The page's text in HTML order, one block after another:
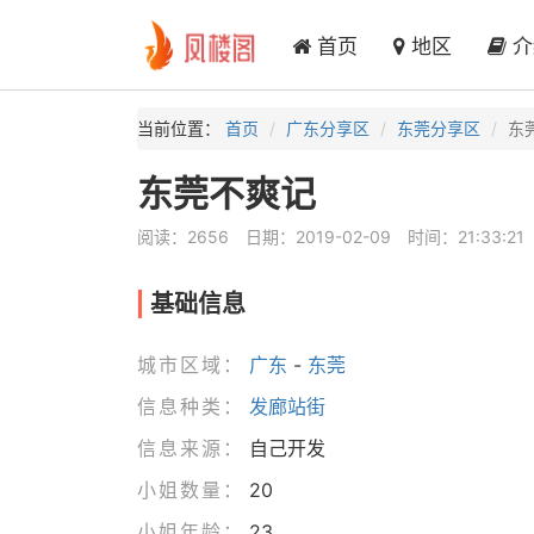
首页 地区 介
当前位置： 首页 广东分享区 东莞分享区 东
东莞不爽记
阅读：2656 日期：2019-02-09 时间：21:33:21
基础信息
城市区域： 广东 - 东莞
信息种类：
发廊站街
信息来源：
自己开发
小姐数量：
20